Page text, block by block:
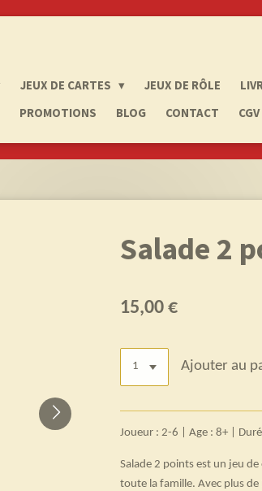
JEUX DE CARTES JEUX DE RÔLE
PROMOTIONS BLOG CONTACT CGV
Salade 2
15,00 €
Ajouter au
Joueur : 2-6 | Age : 8+ |
Salade 2 points est un jeu
toute la famille. Avec plus de